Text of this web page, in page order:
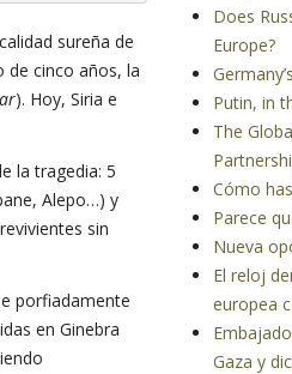
sureña de
de cinco años, la
). Hoy, Siria e
la tragedia: 5
Alepo…) y
sin
porfiadamente
en Ginebra
Does
Europe?
Putin, in
The
Cómo
Parece
Nueva
El reloj
europea
Gaza y